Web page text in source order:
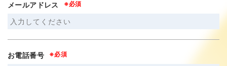
メールアドレス
お電話番号